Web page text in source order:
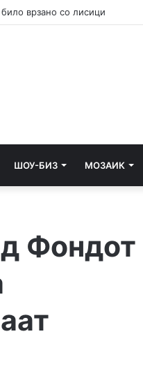
во Сопиште
ШОУ-БИЗ МОЗАИК
Фондот